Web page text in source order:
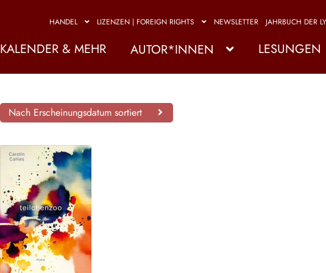
HANDEL LIZENZEN | FOREIGN RIGHTS NEWSLETTER JAHRBUCH DER
KALENDER & MEHR AUTOR*INNEN LESUNGEN
Nach Erscheinungsdatum sortiert